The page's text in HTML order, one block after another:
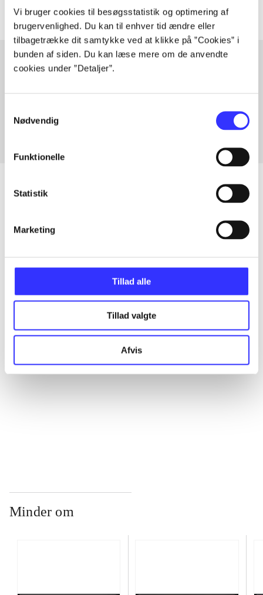
Vi bruger cookies til besøgsstatistik og optimering af
brugervenlighed. Du kan til enhver tid ændre eller
tilbagetrække dit samtykke ved at klikke på ”Cookies” i
bunden af siden. Du kan læse mere om de anvendte
cookies under ”Detaljer”.
Nødvendig
Funktionelle
Statistik
Marketing
Tillad alle
Tillad valgte
Afvis
Alle registrerede artikler fordelt på udgivelser
...
Minder om